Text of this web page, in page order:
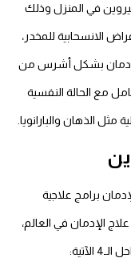
في المنزل وذلك
الانسحابية للمخدر،
بشكل أشرس من
مع الحالة النفسية
الذهان والبارانويا.
برامج علاجية
الإدمان في العالم،